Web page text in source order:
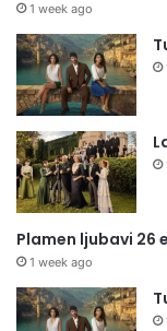
1 week ago
Plamen ljubavi 26
1 week ago